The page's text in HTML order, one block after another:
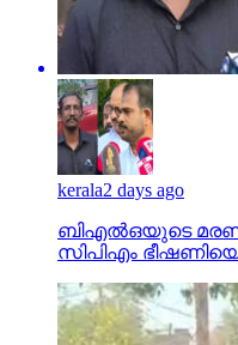
kerala2 days ago
ബിഎല്‍ഒയുടെ
സിപിഎം